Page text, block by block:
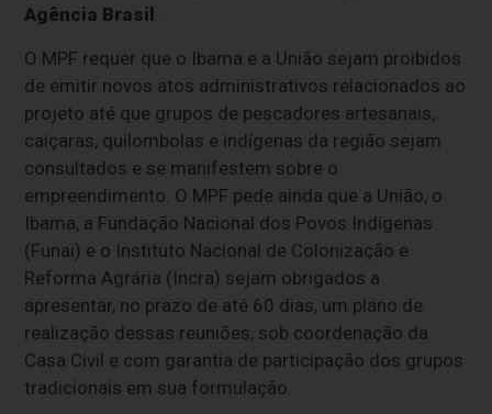
Agência Brasil .
O MPF requer que o Ibama e a União sejam proibidos
de emitir novos atos administrativos relacionados ao
projeto até que grupos de pescadores artesanais,
caiçaras, quilombolas e indígenas da região sejam
consultados e se manifestem sobre o
empreendimento. O MPF pede ainda que a União, o
Ibama, a Fundação Nacional dos Povos Indígenas
(Funai) e o Instituto Nacional de Colonização e
Reforma Agrária (Incra) sejam obrigados a
apresentar, no prazo de até 60 dias, um plano de
realização dessas reuniões, sob coordenação da
Casa Civil e com garantia de participação dos grupos
tradicionais em sua formulação.